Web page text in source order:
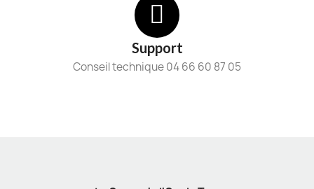
Support
Conseil technique 04 66 60 87 05